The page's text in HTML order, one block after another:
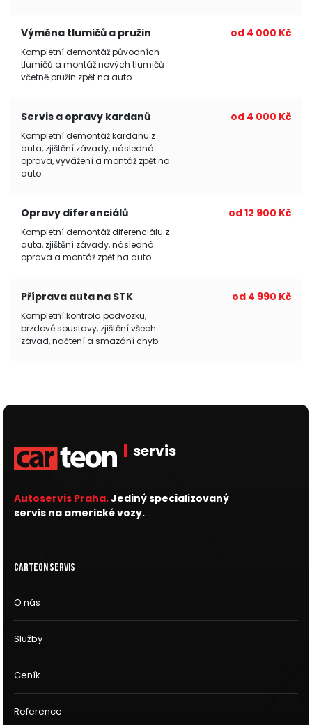
Výměna tlumičů a pružin
Kompletní demontáž původních
tlumičů a montáž nových tlumičů
včetně pružin zpět na auto.
od 4 000 Kč
Servis a opravy kardanů
Kompletní demontáž kardanu z
auta, zjištění závady, následná
oprava, vyvážení a montáž zpět na
auto.
od 4 000 Kč
Opravy diferenciálů
Kompletní demontáž diferenciálu z
auta, zjištění závady, následná
oprava a montáž zpět na auto.
od 12 900 Kč
Příprava auta na STK
Kompletní kontrola podvozku,
brzdové soustavy, zjištění všech
závad, načtení a smazání chyb.
od 4 990 Kč
servis
Autoservis Praha.Jediný specializovaný
servis na americké vozy.
Carteon Servis
O nás
Služby
Ceník
Reference